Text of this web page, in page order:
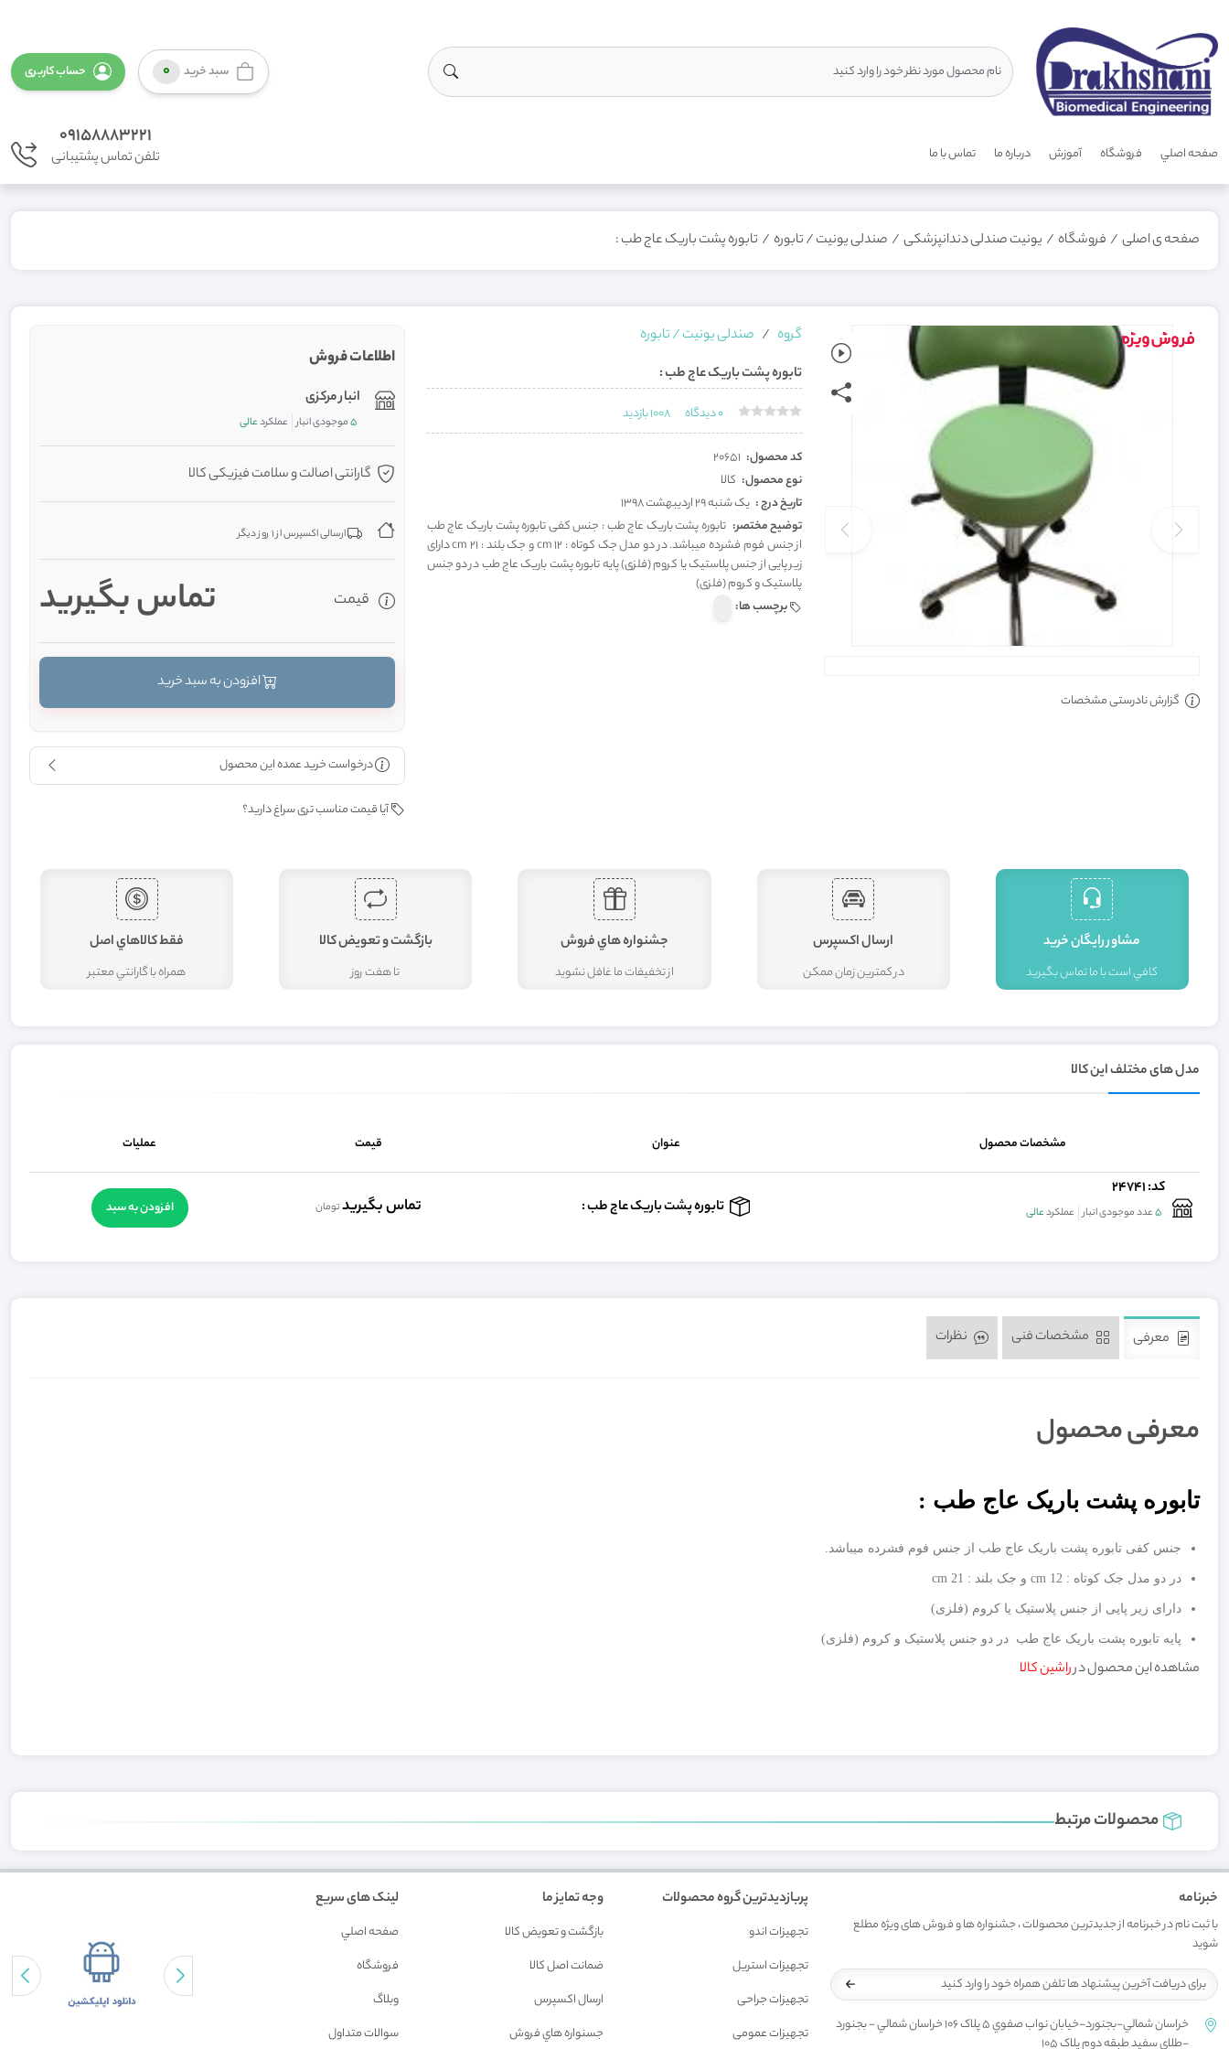
سبد خرید 0 حساب کاربری
صفحه اصلي فروشگاه آموزش درباره ما تماس با ما
09158883221
تلفن تماس پشتیبانی
صفحه ی اصلی / فروشگاه / یونیت صندلی دندانپزشکی / صندلی یونیت / تابوره / تابوره پشت باریک عاج طب :
گزارش نادرستی مشخصات
گروه
صندلی یونیت / تابوره
تابوره پشت باریک عاج طب :
0دیدگاه 1008بازدید
کد محصول: 20651
نوع محصول: کالا
تاریخ درج : یک شنبه 29 اردیبهشت 1398
توضیح مختصر: تابوره پشت باریک عاج طب : جنس کفی تابوره پشت باریک عاج طب
از جنس فوم فشرده میباشد. در دو مدل جک کوتاه : 12 cm و جک بلند : 21 cm دارای
زیر پایی از جنس پلاستیک یا کروم (فلزی) پایه تابوره پشت باریک عاج طب در دو جنس
پلاستیک و کروم (فلزی)
برچسب ها:
اطلاعات فروش
انبار مرکزی
5موجودی انبار عملکردعالی
گارانتی اصالت و سلامت فیزیکی کالا
ارسالی اکسپرس از 1 روز دیگر
قیمت تماس بگیرید
درخواست خرید عمده این محصول
آیا قیمت مناسب تری سراغ دارید؟
مشاور رايگان خريد
کافي است با ما تماس بگيريد
ارسال اکسپرس
در کمترين زمان ممکن
جشنواره هاي فروش
از تخفيفات ما غافل نشويد
بازگشت و تعويض کالا
تا هفت روز
فقط کالاهاي اصل
همراه با گارانتي معتبر
مدل های مختلف این کالا
مشخصات محصول عنوان قیمت عملیات
کد: 24741
5عدد موجودی انبار عملکردعالی تابوره پشت باریک عاج طب : تماس بگیریدتومان افزودن به سبد
معرفی
معرفی محصول
تابوره پشت باریک عاج طب :
جنس کفی تابوره پشت باریک عاج طب از جنس فوم فشرده میباشد.
در دو مدل جک کوتاه : 12 cm و جک بلند : 21 cm
دارای زیر پایی از جنس پلاستیک یا کروم (فلزی)
پایه تابوره پشت باریک عاج طب در دو جنس پلاستیک و کروم (فلزی)
مشاهده این محصول درراشین کالا
محصولات مرتبط
خبرنامه
با ثبت نام در خبرنامه از جدیدترین محصولات ، جشنواره ها و فروش های ویژه مطلع
شوید
خراسان شمالي-بجنورد-خيابان نواب صفوي 5 پلاک 106 خراسان شمالي - بجنورد
-طلاي سفيد طبقه دوم پلاک 105
پربازدیدترین گروه محصولات
تجهیزات اندو
تجهیزات استریل
تجهیزات جراحی
تجهیزات عمومی
وجه تمایز ما
بازگشت و تعويض کالا
ضمانت اصل کالا
ارسال اکسپرس
جسنواره هاي فروش
لینک های سریع
صفحه اصلي
فروشگاه
وبلاگ
سوالات متداول